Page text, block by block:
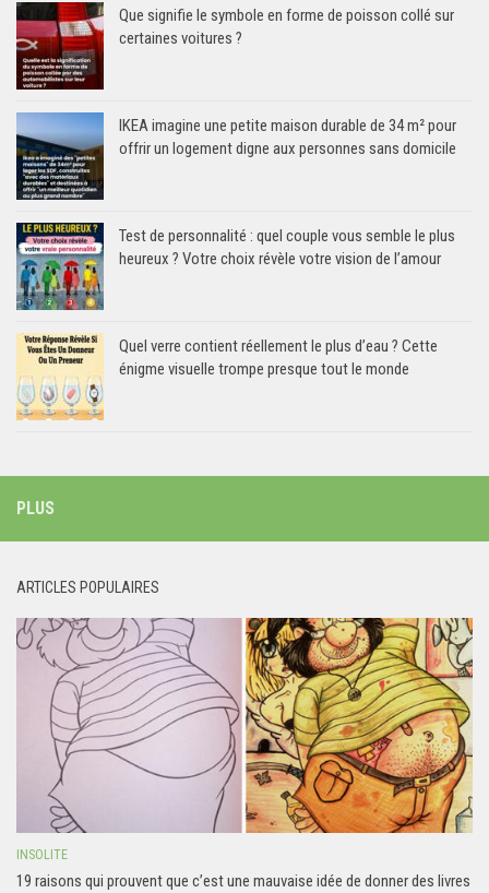
Que signifie le symbole en forme de poisson collé sur
certaines voitures ?
IKEA imagine une petite maison durable de 34 m² pour
offrir un logement digne aux personnes sans domicile
Test de personnalité : quel couple vous semble le plus
heureux ? Votre choix révèle votre vision de l’amour
Quel verre contient réellement le plus d’eau ? Cette
énigme visuelle trompe presque tout le monde
PLUS
ARTICLES POPULAIRES
INSOLITE
19 raisons qui prouvent que c’est une mauvaise idée de donner des livres